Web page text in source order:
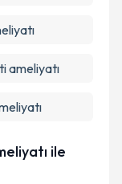
ameliyatı
ile